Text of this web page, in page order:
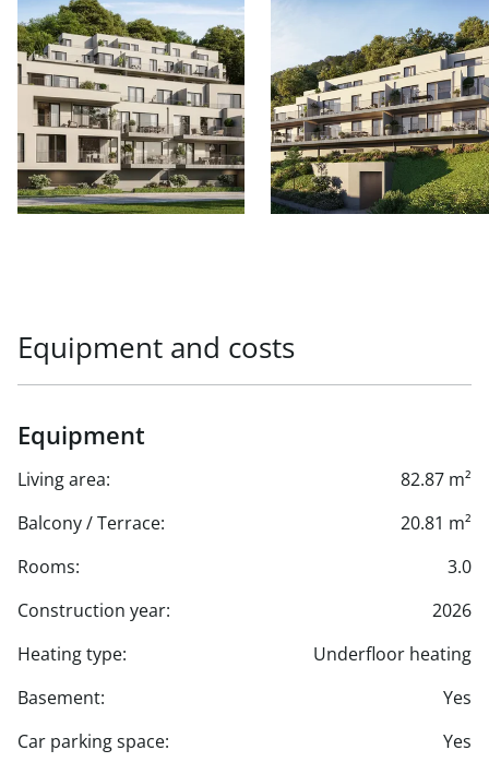
Equipment and costs
Equipment
Living area:
82.87 m²
Balcony / Terrace:
20.81 m²
Rooms:
3.0
Construction year:
2026
Heating type:
Underfloor heating
Basement:
Yes
Car parking space:
Yes